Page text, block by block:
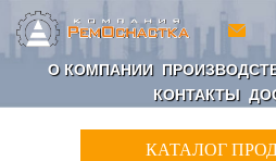
О КОМПАНИИ
КОНТАКТЫ
КАТАЛОГ